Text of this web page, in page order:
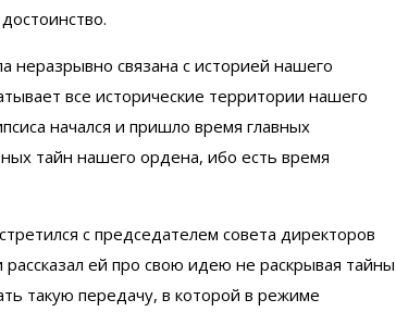
неразрывно связана с историей нашего
все исторические территории нашего
начался и пришло время главных
тайн нашего ордена, ибо есть время
с председателем совета директоров
ей про свою идею не раскрывая тайны
такую передачу, в которой в режиме